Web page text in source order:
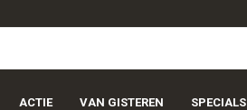
ACTIE VAN GISTEREN SPECIALS